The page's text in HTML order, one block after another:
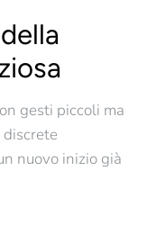
gesti piccoli ma
nuovo inizio già